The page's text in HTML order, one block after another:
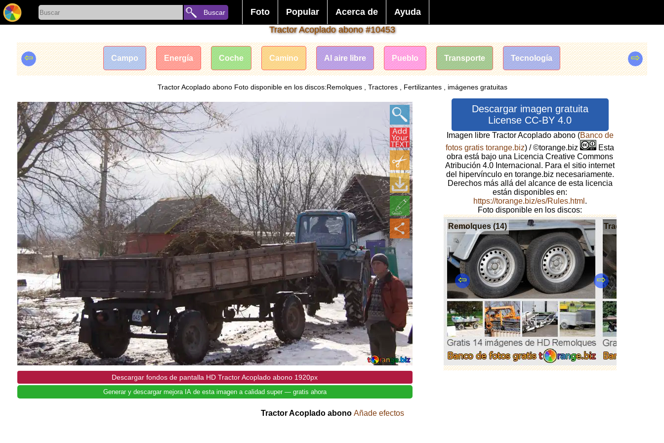
Buscar Foto Popular Acerca de
Ayuda
Tractor Acoplado abono #10453
Campo Energía Coche Camino Al aire libre Pueblo Transporte Tecnología
⇦ ⇨
Tractor Acoplado abono Foto disponible en los discos:Remolques , Tractores , Fertilizantes , imágenes gratuitas
Descargar fondos de pantalla HD Tractor Acoplado abono 1920px
Generar y descargar mejora IA de esta imagen a calidad super — gratis ahora
Descargar imagen gratuita
License CC-BY 4.0
Imagen libre Tractor Acoplado abono (Banco de
fotos gratis torange.biz) / ©torange.biz
Esta
obra está bajo una Licencia Creative Commons
Atribución 4.0 Internacional. Para el sitio internet
del hipervínculo en torange.biz necesariamente.
Derechos más allá del alcance de esta licencia
están disponibles en:
https://torange.biz/es/Rules.html .
Foto disponible en los discos:
Remolques (14)
Tractores (26)
⇦ ⇨
Tractor Acoplado abono Añade efectos